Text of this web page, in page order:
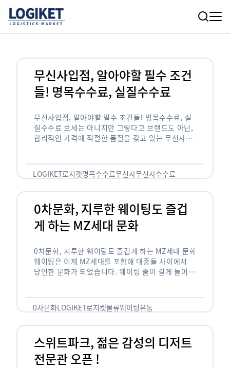
무신사입점, 알아야할 필수 조건
들! 명목수수료, 실질수수료
무신사입점, 알아야할 필수 조건들! 명목수수료, 실
질수수료 보세는 아니지만 그렇다고 브랜드도 아닌,
합리적인 가격에 적절한 품질을 갖고 있는 무신사!
LOGIKET로지켓명목수수료무신사무신사수수료
0차문화, 지루한 웨이팅도 즐겁
게 하는 MZ세대 문화
0차문화, 지루한 웨이팅도 즐겁게 하는 MZ세대 문화
웨이팅은 이제 MZ세대를 포함해 대중들 사이에서
당연한 문화가 되었습니다. 웨이팅 줄이 길게 늘어서
0차문화LOGIKET로지켓물류웨이팅유통
스위트파크, 젊은 감성의 디저트
전문관 오픈 !